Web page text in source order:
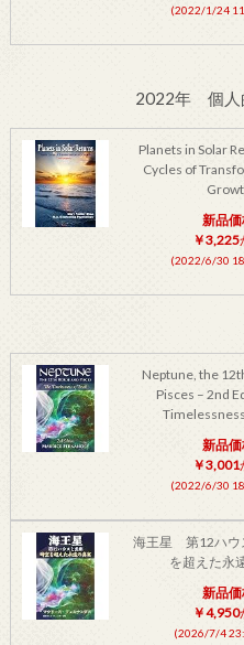
(2022/1/24
2022年 個人
Planets in Solar
Cycles of
新品
￥3,225
(2022/6/30
Neptune, the
Pisces – 2nd
新品
￥3,001
(2022/6/30
海王星 第12ハウ
を超えた永
新品
￥4,950
(2026/7/4